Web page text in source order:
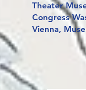
Theater
Congress
Vienna,